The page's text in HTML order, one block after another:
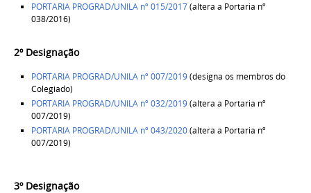
PORTARIA PROGRAD/UNILA nº 015/2017(altera a Portaria nº
038/2016)
2º Designação
PORTARIA PROGRAD/UNILA nº 007/2019(designa os membros do
Colegiado)
PORTARIA PROGRAD/UNILA nº 032/2019(altera a Portaria nº
007/2019)
PORTARIA PROGRAD/UNILA nº 043/2020(altera a Portaria nº
007/2019)
3º Designação